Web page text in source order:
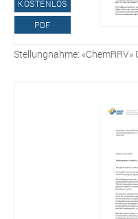
KOSTENLOS
PDF
Stellungnahme: